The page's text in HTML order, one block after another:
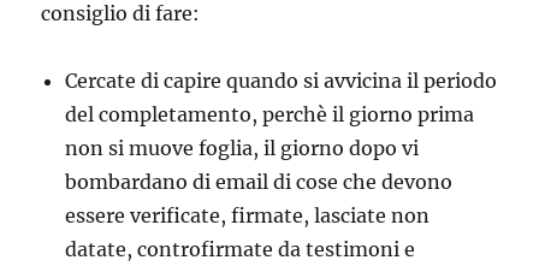
consiglio di fare:
Cercate di capire quando si avvicina il periodo
del completamento, perchè il giorno prima
non si muove foglia, il giorno dopo vi
bombardano di email di cose che devono
essere verificate, firmate, lasciate non
datate, controfirmate da testimoni e